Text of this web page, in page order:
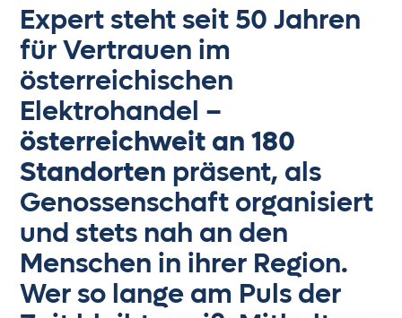
Expert steht seit 50 Jahren
für Vertrauen im
österreichischen
Elektrohandel –
österreichweit an 180
Standorten präsent, als
Genossenschaft organisiert
und stets nah an den
Menschen in ihrer Region.
Wer so lange am Puls der
1
2
3
4
5